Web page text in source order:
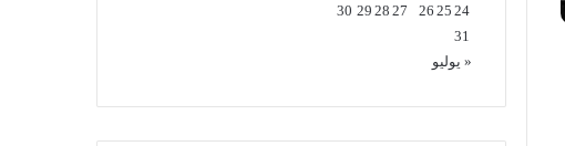
24
25
26
27
28
29
30
31
« يوليو